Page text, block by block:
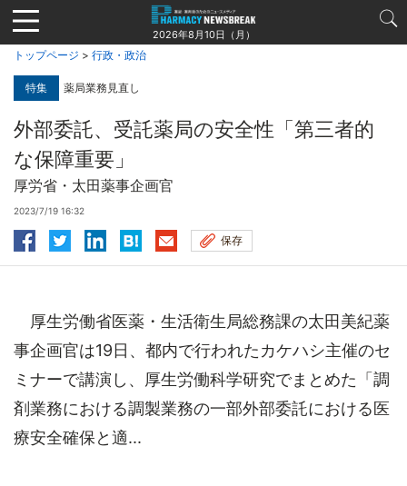
Jump
to
navigation
2026年8月10日（月）
トップページ > 行政・政治
特集 薬局業務見直し
外部委託、受託薬局の安全性「第三者的
な保障重要」
厚労省・太田薬事企画官
2023/7/19 16:32
保存
厚生労働省医薬・生活衛生局総務課の太田美紀薬
事企画官は19日、都内で行われたカケハシ主催のセ
ミナーで講演し、厚生労働科学研究でまとめた「調
剤業務における調製業務の一部外部委託における医
療安全確保と適...